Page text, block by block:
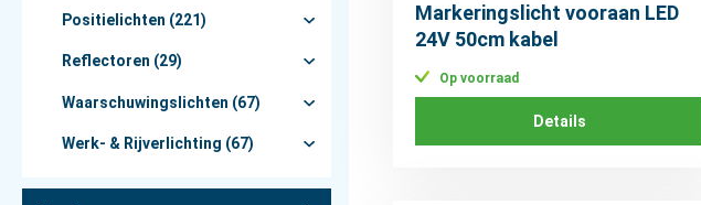
Positielichten (221)
Reflectoren (29)
Waarschuwingslichten (67)
Werk- & Rijverlichting (67)
Markeringslicht vooraan LED
24V 50cm kabel
Op voorraad
Details